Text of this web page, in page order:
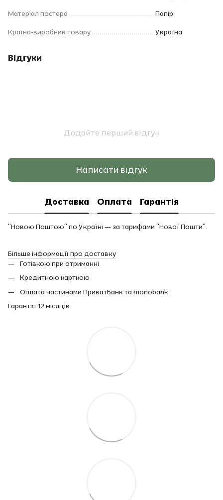
Матеріал постера Папір
Країна-виробник товару Україна
Відгуки
Додайте перший відгук
Написати відгук
Доставка Оплата Гарантія
"Новою Поштою" по Україні — за тарифами "Нової Пошти".
Більше інформації про доставку
Готівкою при отриманні
Кредитною карткою
Оплата частинами ПриватБанк та monobank
Гарантія 12 місяців.